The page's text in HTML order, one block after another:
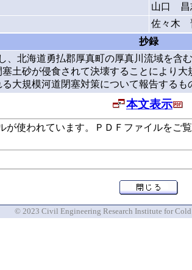
山口 昌
佐々木
抄録
、北海道勇払郡厚真町の厚真川流域を
土砂が侵食されて決壊することにより
大規模河道閉塞対策について報告するも
本文表示
使われています。ＰＤＦファイルをご覧
© 2023 Civil Engineering Research Institute for Cold